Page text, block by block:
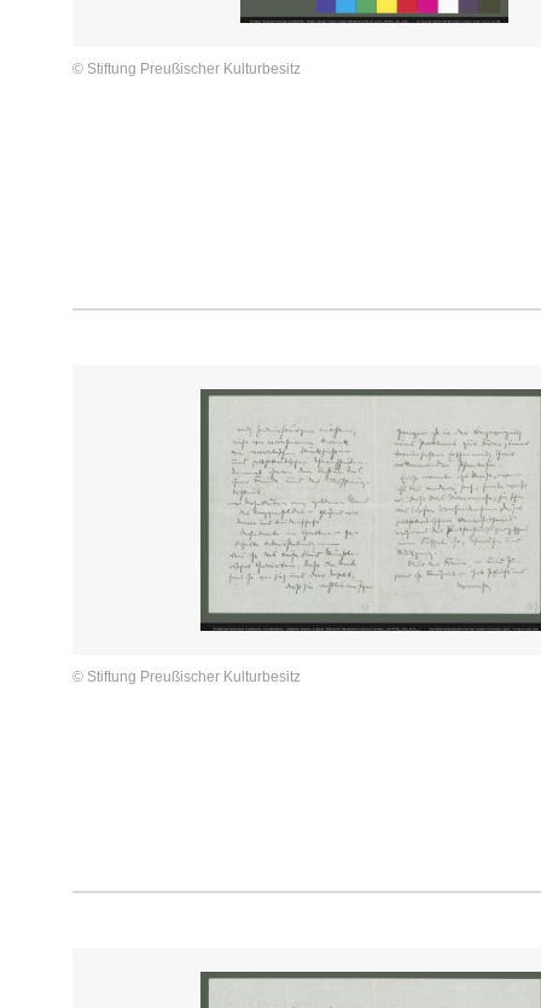
© Stiftung Preußischer Kulturbesitz
© Stiftung Preußischer Kulturbesitz